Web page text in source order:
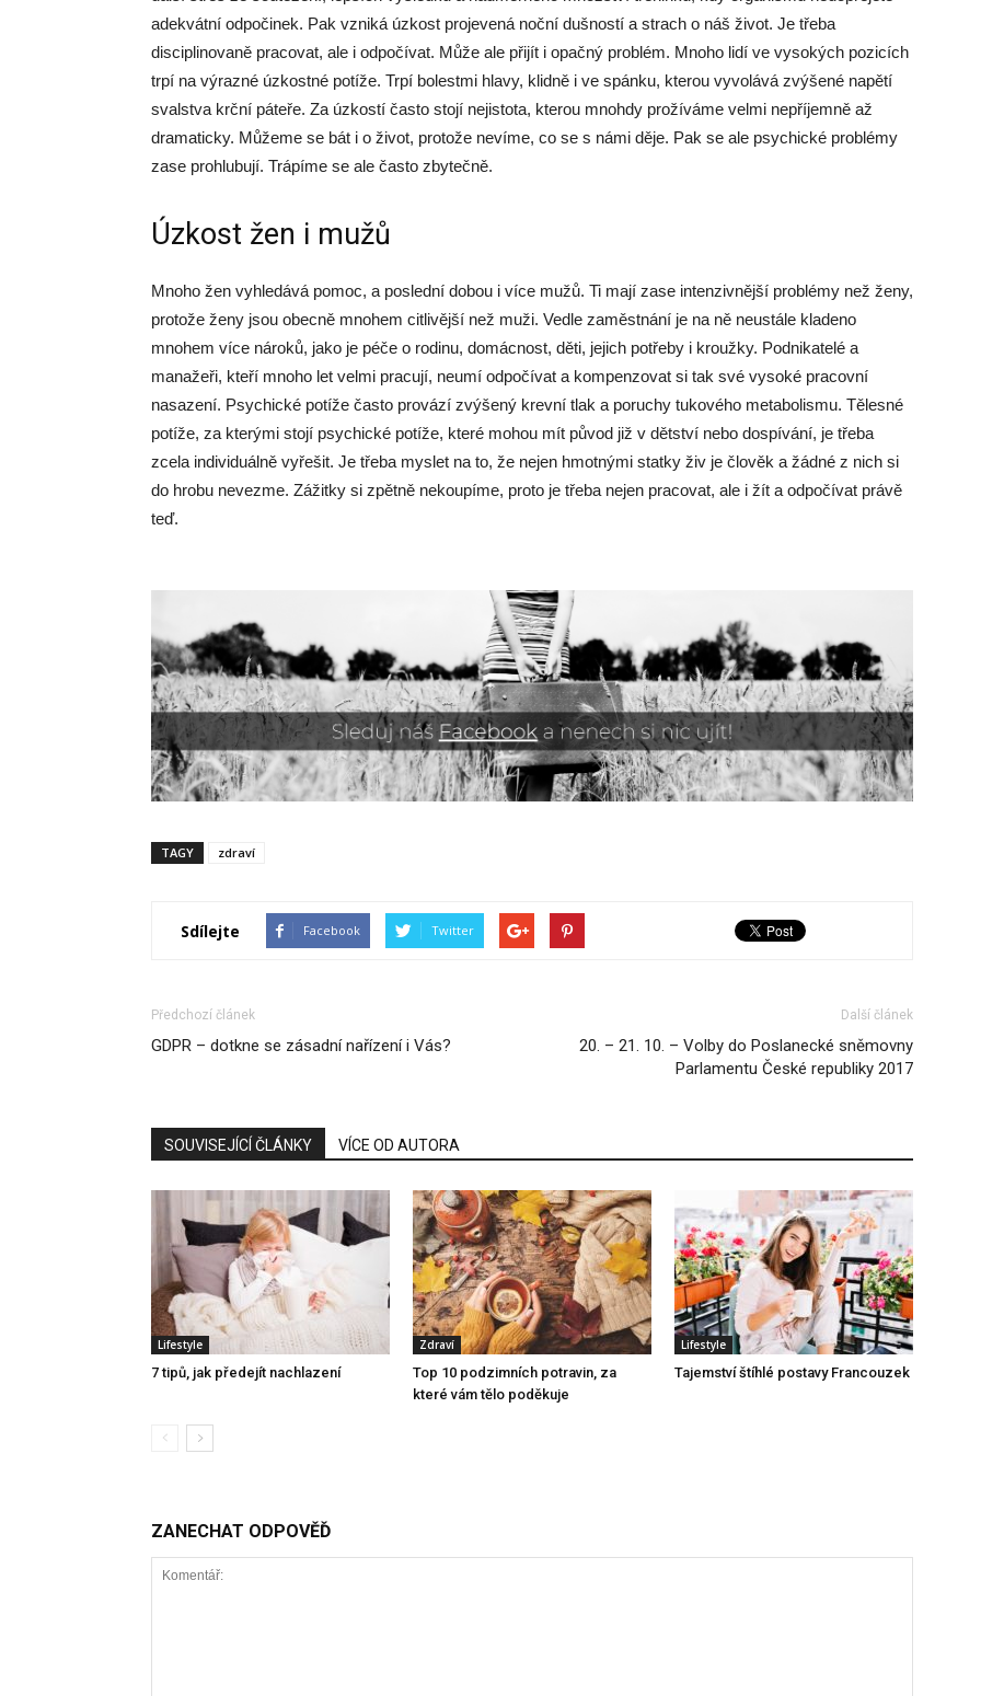
adekvátní odpočinek. Pak vzniká úzkost projevená noční dušností a strach o náš život. Je třeba
disciplinovaně pracovat, ale i odpočívat. Může ale přijít i opačný problém. Mnoho lidí ve vysokých pozicích
trpí na výrazné úzkostné potíže. Trpí bolestmi hlavy, klidně i ve spánku, kterou vyvolává zvýšené napětí
svalstva krční páteře. Za úzkostí často stojí nejistota, kterou mnohdy prožíváme velmi nepříjemně až
dramaticky. Můžeme se bát i o život, protože nevíme, co se s námi děje. Pak se ale psychické problémy
zase prohlubují. Trápíme se ale často zbytečně.
Úzkost žen i mužů
Mnoho žen vyhledává pomoc, a poslední dobou i více mužů. Ti mají zase intenzivnější problémy než ženy,
protože ženy jsou obecně mnohem citlivější než muži. Vedle zaměstnání je na ně neustále kladeno
mnohem více nároků, jako je péče o rodinu, domácnost, děti, jejich potřeby i kroužky. Podnikatelé a
manažeři, kteří mnoho let velmi pracují, neumí odpočívat a kompenzovat si tak své vysoké pracovní
nasazení. Psychické potíže často provází zvýšený krevní tlak a poruchy tukového metabolismu. Tělesné
potíže, za kterými stojí psychické potíže, které mohou mít původ již v dětství nebo dospívání, je třeba
zcela individuálně vyřešit. Je třeba myslet na to, že nejen hmotnými statky živ je člověk a žádné z nich si
do hrobu nevezme. Zážitky si zpětně nekoupíme, proto je třeba nejen pracovat, ale i žít a odpočívat právě
teď.
TAGY zdraví
Sdílejte Facebook Twitter
Předchozí článek
GDPR – dotkne se zásadní nařízení i Vás?
Další článek
20. – 21. 10. – Volby do Poslanecké sněmovny
Parlamentu České republiky 2017
SOUVISEJÍCÍ ČLÁNKY VÍCE OD AUTORA
Lifestyle
7 tipů, jak předejít nachlazení
Zdraví
Top 10 podzimních potravin, za
které vám tělo poděkuje
Lifestyle
Tajemství štíhlé postavy Francouzek
ZANECHAT ODPOVĚĎ